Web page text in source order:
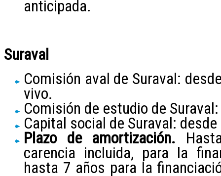
anticipada.
Suraval
Comisión aval de Suraval:
vivo.
Comisión de estudio de
Capital social de Suraval:
Plazo de amortización.
carencia incluida, para la
hasta 7 años para la